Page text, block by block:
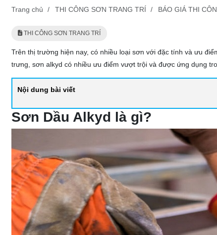
Trang chủ / THI CÔNG SƠN TRANG TRÍ / BÁO GIÁ THI
THI CÔNG SƠN TRANG TRÍ
Trên thị trường hiện nay, có nhiều loại sơn với đặc tính và ưu
trưng, sơn alkyd có nhiều ưu điểm vượt trội và được ứng dụng
Nội dung bài viết
Sơn Dầu Alkyd là gì?